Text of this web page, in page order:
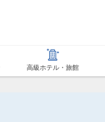
高級ホテル・旅館